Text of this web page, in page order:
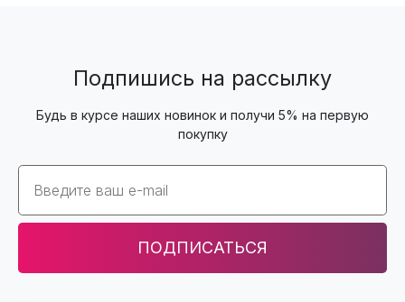
Подпишись на рассылку
Будь в курсе наших новинок и получи 5% на первую
покупку
Email
ПОДПИСАТЬСЯ